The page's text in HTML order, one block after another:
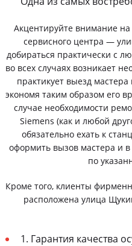
Акцентируйте внимание
сервисного центра —
добираться практически с
во всех случаях возникает
практикует выезд
экономя таким образом его
случае необходимости
Siemens (как и любой
обязательно ехать к
оформить вызов мастера и
по
Кроме того, клиенты
расположена улица
1. Гарантия качества